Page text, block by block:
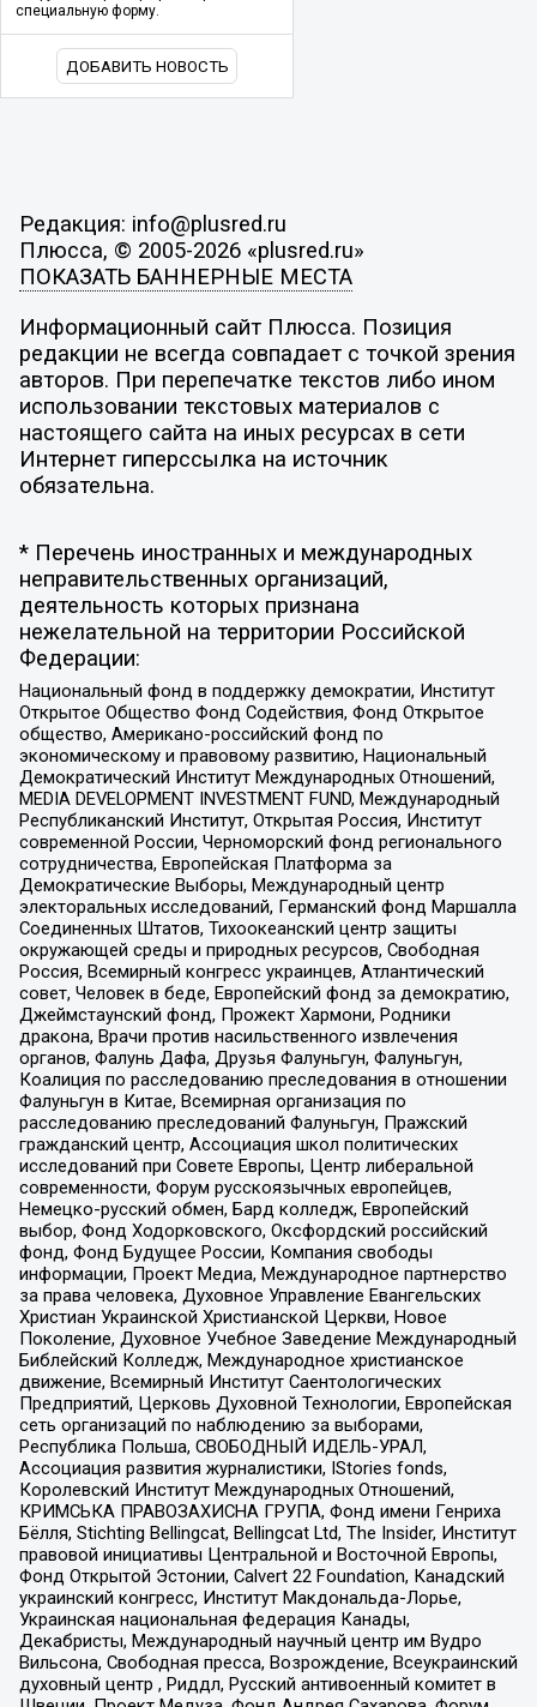
специальную форму.
ДОБАВИТЬ НОВОСТЬ
Редакция: info@plusred.ru
Плюсса, © 2005-2026 «plusred.ru»
ПОКАЗАТЬ БАННЕРНЫЕ МЕСТА
Информационный сайт Плюсса. Позиция
редакции не всегда совпадает с точкой зрения
авторов. При перепечатке текстов либо ином
использовании текстовых материалов с
настоящего сайта на иных ресурсах в сети
Интернет гиперссылка на источник
обязательна.
* Перечень иностранных и международных
неправительственных организаций,
деятельность которых признана
нежелательной на территории Российской
Федерации:
Национальный фонд в поддержку демократии, Институт
Открытое Общество Фонд Содействия, Фонд Открытое
общество, Американо-российский фонд по
экономическому и правовому развитию, Национальный
Демократический Институт Международных Отношений,
MEDIA DEVELOPMENT INVESTMENT FUND, Международный
Республиканский Институт, Открытая Россия, Институт
современной России, Черноморский фонд регионального
сотрудничества, Европейская Платформа за
Демократические Выборы, Международный центр
электоральных исследований, Германский фонд Маршалла
Соединенных Штатов, Тихоокеанский центр защиты
окружающей среды и природных ресурсов, Свободная
Россия, Всемирный конгресс украинцев, Атлантический
совет, Человек в беде, Европейский фонд за демократию,
Джеймстаунский фонд, Прожект Хармони, Родники
дракона, Врачи против насильственного извлечения
органов, Фалунь Дафа, Друзья Фалуньгун, Фалуньгун,
Коалиция по расследованию преследования в отношении
Фалуньгун в Китае, Всемирная организация по
расследованию преследований Фалуньгун, Пражский
гражданский центр, Ассоциация школ политических
исследований при Совете Европы, Центр либеральной
современности, Форум русскоязычных европейцев,
Немецко-русский обмен, Бард колледж, Европейский
выбор, Фонд Ходорковского, Оксфордский российский
фонд, Фонд Будущее России, Компания свободы
информации, Проект Медиа, Международное партнерство
за права человека, Духовное Управление Евангельских
Христиан Украинской Христианской Церкви, Новое
Поколение, Духовное Учебное Заведение Международный
Библейский Колледж, Международное христианское
движение, Всемирный Институт Саентологических
Предприятий, Церковь Духовной Технологии, Европейская
сеть организаций по наблюдению за выборами,
Республика Польша, СВОБОДНЫЙ ИДЕЛЬ-УРАЛ,
Ассоциация развития журналистики, IStories fonds,
Королевский Институт Международных Отношений,
КРИМСЬКА ПРАВОЗАХИСНА ГРУПА, Фонд имени Генриха
Бёлля, Stichting Bellingcat, Bellingcat Ltd, The Insider, Институт
правовой инициативы Центральной и Восточной Европы,
Фонд Открытой Эстонии, Calvert 22 Foundation, Канадский
украинский конгресс, Институт Макдональда-Лорье,
Украинская национальная федерация Канады,
Декабристы, Международный научный центр им Вудро
Вильсона, Свободная пресса, Возрождение, Всеукраинский
духовный центр , Риддл, Русский антивоенный комитет в